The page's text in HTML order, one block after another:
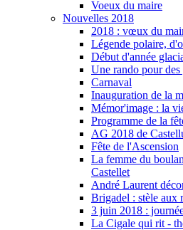
Voeux du maire
Nouvelles 2018
2018 : vœux du
Légende polaire,
Début d'année
Une rando pour des
Carnaval
Inauguration de la
Mémor'image : la
Programme de la
AG 2018 de
Fête de l'Ascension
La femme du
Castellet
André Laurent
Brigadel : stèle aux
3 juin 2018 :
La Cigale qui rit -